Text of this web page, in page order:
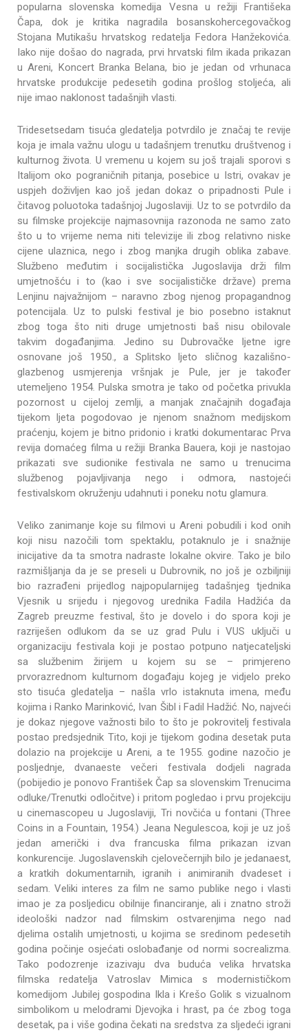
popularna slovenska komedija Vesna u režiji Františeka
Čapa, dok je kritika nagradila bosanskohercegovačkog
Stojana Mutikašu hrvatskog redatelja Fedora Hanžekovića.
Iako nije došao do nagrada, prvi hrvatski film ikada prikazan
u Areni, Koncert Branka Belana, bio je jedan od vrhunaca
hrvatske produkcije pedesetih godina prošlog stoljeća, ali
nije imao naklonost tadašnjih vlasti.
Tridesetsedam tisuća gledatelja potvrdilo je značaj te revije
koja je imala važnu ulogu u tadašnjem trenutku društvenog i
kulturnog života. U vremenu u kojem su još trajali sporovi s
Italijom oko pograničnih pitanja, posebice u Istri, ovakav je
uspjeh doživljen kao još jedan dokaz o pripadnosti Pule i
čitavog poluotoka tadašnjoj Jugoslaviji. Uz to se potvrdilo da
su filmske projekcije najmasovnija razonoda ne samo zato
što u to vrijeme nema niti televizije ili zbog relativno niske
cijene ulaznica, nego i zbog manjka drugih oblika zabave.
Službeno međutim i socijalistička Jugoslavija drži film
umjetnošću i to (kao i sve socijalističke države) prema
Lenjinu najvažnijom – naravno zbog njenog propagandnog
potencijala. Uz to pulski festival je bio posebno istaknut
zbog toga što niti druge umjetnosti baš nisu obilovale
takvim događanjima. Jedino su Dubrovačke ljetne igre
osnovane još 1950., a Splitsko ljeto sličnog kazališno-
glazbenog usmjerenja vršnjak je Pule, jer je također
utemeljeno 1954. Pulska smotra je tako od početka privukla
pozornost u cijeloj zemlji, a manjak značajnih događaja
tijekom ljeta pogodovao je njenom snažnom medijskom
praćenju, kojem je bitno pridonio i kratki dokumentarac Prva
revija domaćeg filma u režiji Branka Bauera, koji je nastojao
prikazati sve sudionike festivala ne samo u trenucima
službenog pojavljivanja nego i odmora, nastojeći
festivalskom okruženju udahnuti i poneku notu glamura.
Veliko zanimanje koje su filmovi u Areni pobudili i kod onih
koji nisu nazočili tom spektaklu, potaknulo je i snažnije
inicijative da ta smotra nadraste lokalne okvire. Tako je bilo
razmišljanja da je se preseli u Dubrovnik, no još je ozbiljniji
bio razrađeni prijedlog najpopularnijeg tadašnjeg tjednika
Vjesnik u srijedu i njegovog urednika Fadila Hadžića da
Zagreb preuzme festival, što je dovelo i do spora koji je
razriješen odlukom da se uz grad Pulu i VUS uključi u
organizaciju festivala koji je postao potpuno natjecateljski
sa službenim žirijem u kojem su se – primjereno
prvorazrednom kulturnom događaju kojeg je vidjelo preko
sto tisuća gledatelja – našla vrlo istaknuta imena, među
kojima i Ranko Marinković, Ivan Šibl i Fadil Hadžić. No, najveći
je dokaz njegove važnosti bilo to što je pokrovitelj festivala
postao predsjednik Tito, koji je tijekom godina desetak puta
dolazio na projekcije u Areni, a te 1955. godine nazočio je
posljednje, dvanaeste večeri festivala dodjeli nagrada
(pobijedio je ponovo František Čap sa slovenskim Trenucima
odluke/Trenutki odločitve) i pritom pogledao i prvu projekciju
u cinemascopeu u Jugoslaviji, Tri novčića u fontani (Three
Coins in a Fountain, 1954.) Jeana Negulescoa, koji je uz još
jedan američki i dva francuska filma prikazan izvan
konkurencije. Jugoslavenskih cjelovečernjih bilo je jedanaest,
a kratkih dokumentarnih, igranih i animiranih dvadeset i
sedam. Veliki interes za film ne samo publike nego i vlasti
imao je za posljedicu obilnije financiranje, ali i znatno stroži
ideološki nadzor nad filmskim ostvarenjima nego nad
djelima ostalih umjetnosti, u kojima se sredinom pedesetih
godina počinje osjećati oslobađanje od normi socrealizma.
Tako podozrenje izazivaju dva buduća velika hrvatska
filmska redatelja Vatroslav Mimica s modernističkom
komedijom Jubilej gospodina Ikla i Krešo Golik s vizualnom
simbolikom u melodrami Djevojka i hrast, pa će zbog toga
desetak, pa i više godina čekati na sredstva za sljedeći igrani